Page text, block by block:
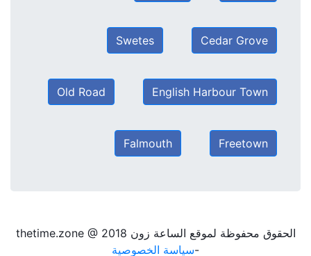
Cedar Grove
Swetes
English Harbour Town
Old Road
Freetown
Falmouth
الحقوق محفوظة لموقع الساعة زون thetime.zone @ 2018
-سياسة الخصوصية